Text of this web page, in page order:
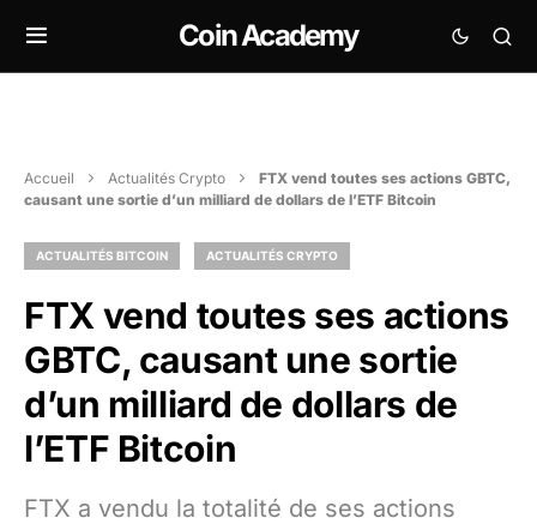
Coin Academy
Accueil Actualités Crypto
FTX vend toutes ses actions GBTC,
causant une sortie d’un milliard de dollars de l’ETF Bitcoin
ACTUALITÉS BITCOIN ACTUALITÉS CRYPTO
FTX vend toutes ses actions
GBTC, causant une sortie
d’un milliard de dollars de
l’ETF Bitcoin
FTX a vendu la totalité de ses actions